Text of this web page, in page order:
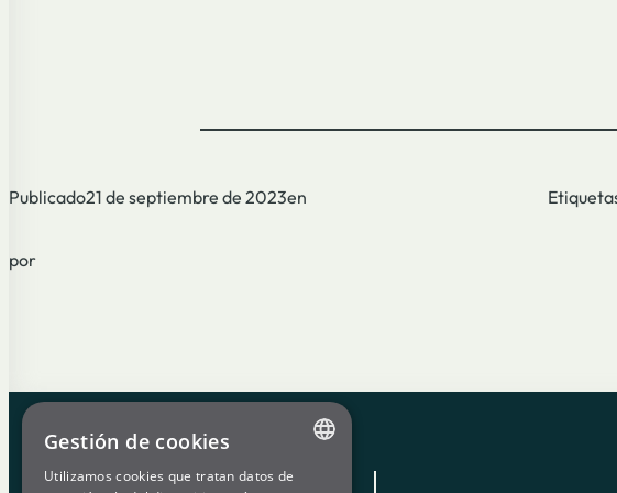
Publicado21 de septiembre de 2023en
por
ENGLISH
Gestión de cookies
Utilizamos cookies que tratan datos de